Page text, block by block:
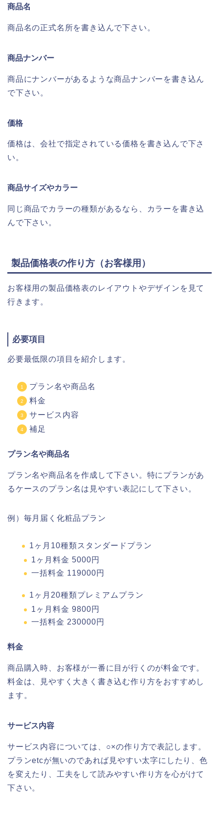
商品名
商品名の正式名所を書き込んで下さい。
商品ナンバー
商品にナンバーがあるような商品ナンバーを書き込ん
で下さい。
価格
価格は、会社で指定されている価格を書き込んで下さ
い。
商品サイズやカラー
同じ商品でカラーの種類があるなら、カラーを書き込
んで下さい。
製品価格表の作り方（お客様用）
お客様用の製品価格表のレイアウトやデザインを見て
行きます。
必要項目
必要最低限の項目を紹介します。
プラン名や商品名
料金
サービス内容
補足
プラン名や商品名
プラン名や商品名を作成して下さい。特にプランがあ
るケースのプラン名は見やすい表記にして下さい。
例）毎月届く化粧品プラン
1ヶ月10種類スタンダードプラン
1ヶ月料金 5000円
一括料金 119000円
1ヶ月20種類プレミアムプラン
1ヶ月料金 9800円
一括料金 230000円
料金
商品購入時、お客様が一番に目が行くのが料金です。
料金は、見やすく大きく書き込む作り方をおすすめし
ます。
サービス内容
サービス内容については、○×の作り方で表記します。
プランetcが無いのであれば見やすい太字にしたり、色
を変えたり、工夫をして読みやすい作り方を心がけて
下さい。